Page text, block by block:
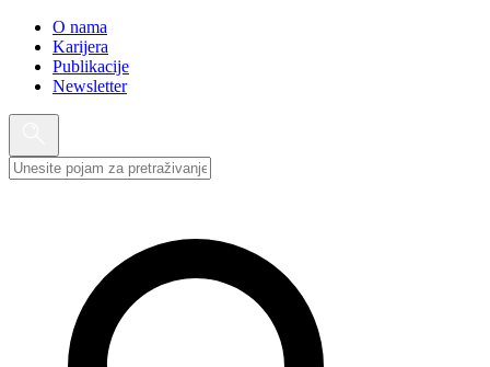
O nama
Karijera
Publikacije
Newsletter